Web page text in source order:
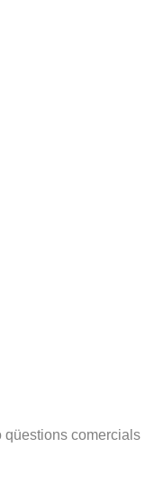
qüestions comercials